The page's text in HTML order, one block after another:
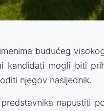
budućeg
kandidati mogli biti
njegov nasljednik.
napustiti